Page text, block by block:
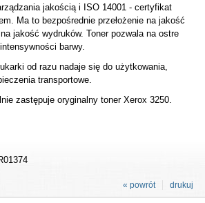
jakością i ISO 14001 - certyfikat
Ma to bezpośrednie przełożenie na jakość
jakość wydruków. Toner pozwala na ostre
barwy.
od razu nadaje się do użytkowania,
transportowe.
zastępuje oryginalny toner Xerox 3250.
drukuj
« powrót